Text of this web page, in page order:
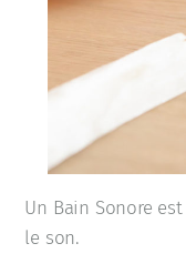
Un Bain Sonore
le son.